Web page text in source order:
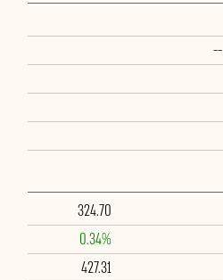
--
324.70
0.34%
427.31